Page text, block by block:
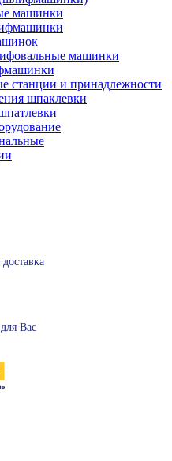
машинки
машинки
станции и принадлежности
шпаклевки
Вас